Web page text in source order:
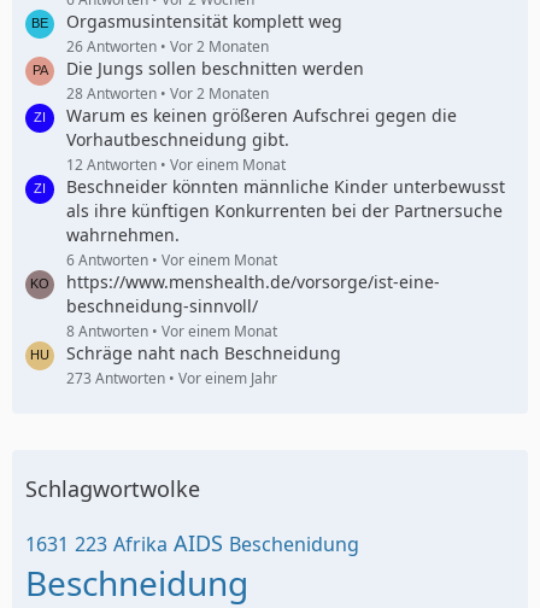
Orgasmusintensität komplett weg
26 Antworten Vor 2 Monaten
Die Jungs sollen beschnitten werden
28 Antworten Vor 2 Monaten
Warum es keinen größeren Aufschrei gegen die
Vorhautbeschneidung gibt.
12 Antworten Vor einem Monat
Beschneider könnten männliche Kinder unterbewusst
als ihre künftigen Konkurrenten bei der Partnersuche
wahrnehmen.
6 Antworten Vor einem Monat
https://www.menshealth.de/vorsorge/ist-eine-
beschneidung-sinnvoll/
8 Antworten Vor einem Monat
Schräge naht nach Beschneidung
273 Antworten Vor einem Jahr
Schlagwortwolke
1631 223 Afrika AIDS Beschenidung
Beschneidung